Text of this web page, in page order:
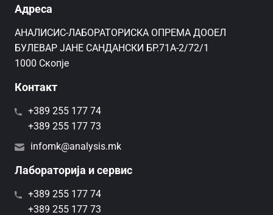
Адреса
AНАЛИСИС-ЛАБОРАТОРИСКА ОПРЕМА ДООЕЛ
БУЛЕВАР ЈАНЕ САНДАНСКИ БР.71А-2/72/1
1000 Скопје
Контакт
+389 255 177 74
+389 255 177 73
infomk@analysis.mk
Лабораторија и сервис
+389 255 177 74
+389 255 177 73